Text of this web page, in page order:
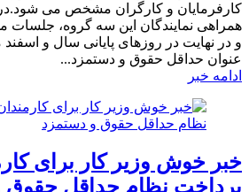
کارفرمایان و کارگران مشخص می
همراهی نمایندگان این سه گروه،
و در نهایت در روزهای پایانی سال و اسفند
عنوان حداقل حقوق و دستمزد...
ادامه خبر
خبر خوش وزیر کار برای
پرداخت نظام حداقل حقوق